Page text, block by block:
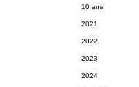
10 ans
2021
2022
2023
2024